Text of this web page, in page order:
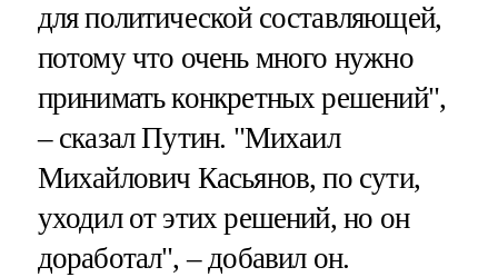
для политической составляющей,
потому что очень много нужно
принимать конкретных решений",
– сказал Путин. "Михаил
Михайлович Касьянов, по сути,
уходил от этих решений, но он
доработал", – добавил он.